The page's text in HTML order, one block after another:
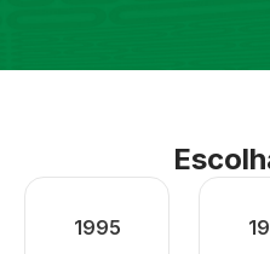
1995